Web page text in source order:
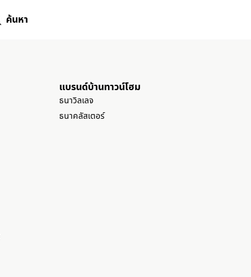
ค้นหา
แบรนด์บ้านทาวน์โฮม
ธนาวิลเลจ
ธนาคลัสเตอร์